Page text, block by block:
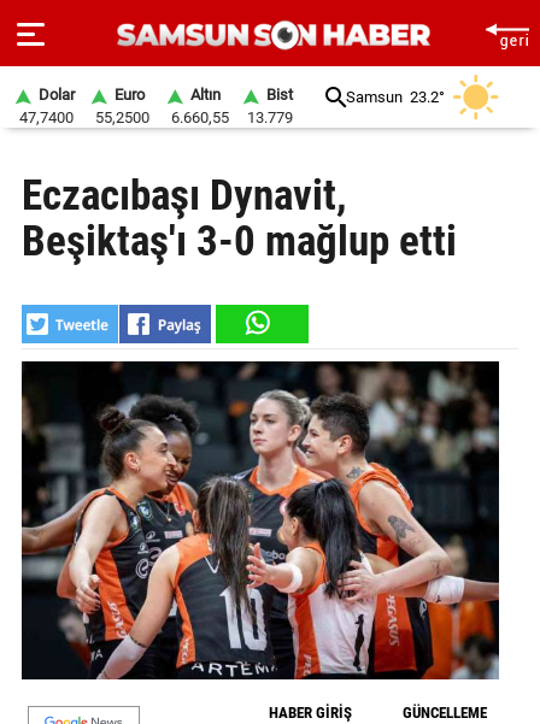
SAYFA
SAMSUN
SAMSUNSPOR
GÜNDEM
SİYASET
EKONOMİ
DÜNYA
MAGAZİN
GALERİ
Dolar
47,7400
Euro
55,2500
Altın
6.660,55
Bist
13.779
Samsun 23.2°
Eczacıbaşı Dynavit,
Beşiktaş'ı 3-0 mağlup etti
HABER GİRİŞ
GÜNCELLEME